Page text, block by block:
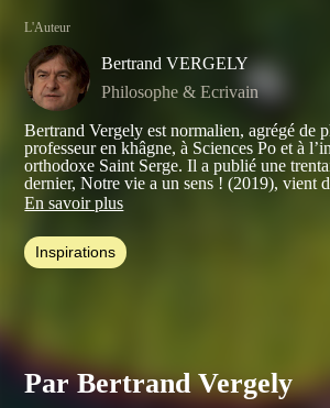
L'Auteur
Bertrand VERGELY
Philosophe & Ecrivain
Bertrand Vergely est normalien, agrégé de
professeur en khâgne, à Sciences Po et à
orthodoxe Saint Serge. Il a publié une
dernier,Notre vie a un sens ! (2019), vient
Albin Michel.
Ses autres ouvrages sont notamment :
(plus de 20 000 exemplaires vendus),
Michel),La Mort interdite
En savoir plus
Inspirations
Par Bertrand Vergely